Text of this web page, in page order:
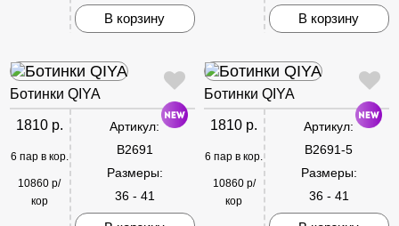
В корзину В корзину
Ботинки QIYA
1810 р.
6 пар в кор.
10860 р/
кор
Артикул:
B2691
Размеры:
36 - 41
Ботинки QIYA
1810 р.
6 пар в кор.
10860 р/
кор
Артикул:
B2691-5
Размеры:
36 - 41